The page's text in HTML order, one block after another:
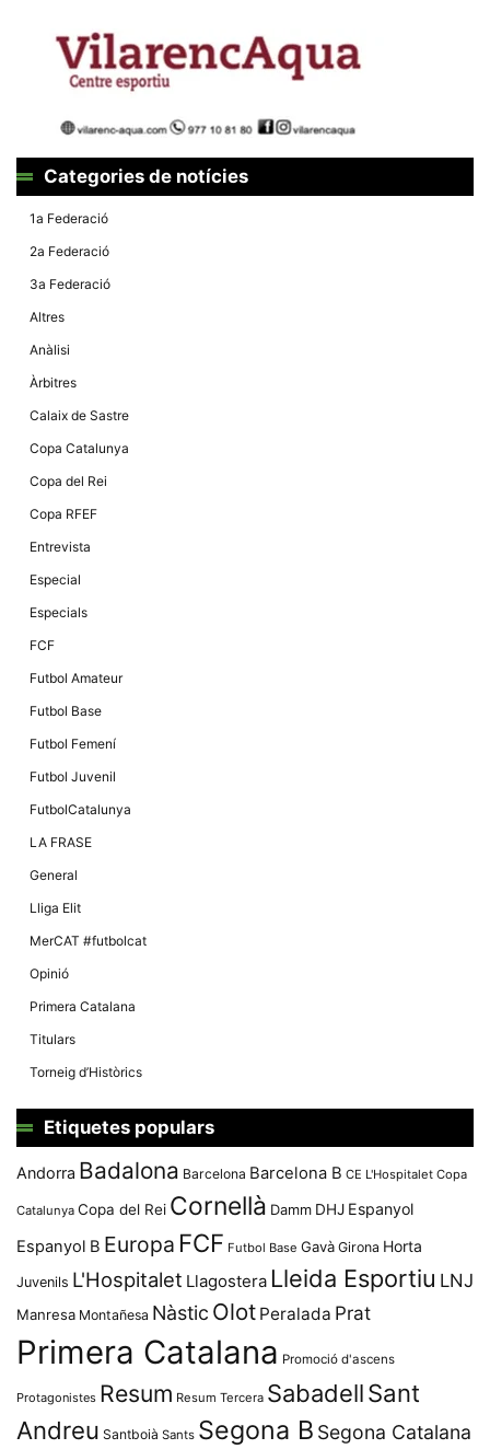
Categories de notícies
1a Federació
2a Federació
3a Federació
Altres
Anàlisi
Àrbitres
Calaix de Sastre
Copa Catalunya
Copa del Rei
Copa RFEF
Entrevista
Especial
Especials
FCF
Futbol Amateur
Futbol Base
Futbol Femení
Futbol Juvenil
FutbolCatalunya
LA FRASE
General
Lliga Elit
MerCAT #futbolcat
Opinió
Primera Catalana
Titulars
Torneig d’Històrics
Etiquetes populars
Andorra Badalona Barcelona Barcelona B CE L'Hospitalet Copa
Catalunya Copa del Rei Cornellà Damm DHJ Espanyol
Espanyol B Europa FCF Futbol Base Gavà Girona Horta
Juvenils L'Hospitalet Llagostera Lleida Esportiu LNJ
Manresa Montañesa Nàstic Olot Peralada Prat
Primera Catalana Promoció d'ascens
Protagonistes Resum Resum Tercera SabadellSant
Andreu Santboià Sants Segona B Segona Catalana